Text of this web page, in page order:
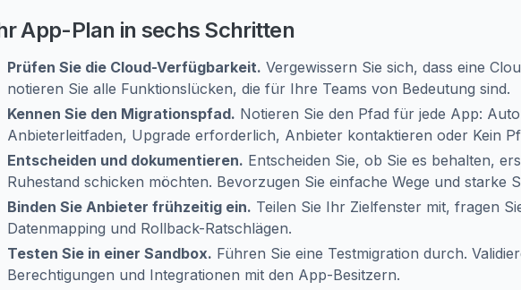
App-Plan in sechs Schritten
Prüfen Sie die Cloud-Verfügbarkeit. Vergewissern Sie sich, dass eine
notieren Sie alle Funktionslücken, die für Ihre Teams von Bedeutung sind.
Kennen Sie den Migrationspfad. Notieren Sie den Pfad für jede App:
Anbieterleitfaden, Upgrade erforderlich, Anbieter kontaktieren oder Kein
Entscheiden und dokumentieren. Entscheiden Sie, ob Sie es behalten,
Ruhestand schicken möchten. Bevorzugen Sie einfache Wege und starke
Binden Sie Anbieter frühzeitig ein. Teilen Sie Ihr Zielfenster mit, fragen
Datenmapping und Rollback-Ratschlägen.
Testen Sie in einer Sandbox. Führen Sie eine Testmigration durch.
Berechtigungen und Integrationen mit den App-Besitzern.